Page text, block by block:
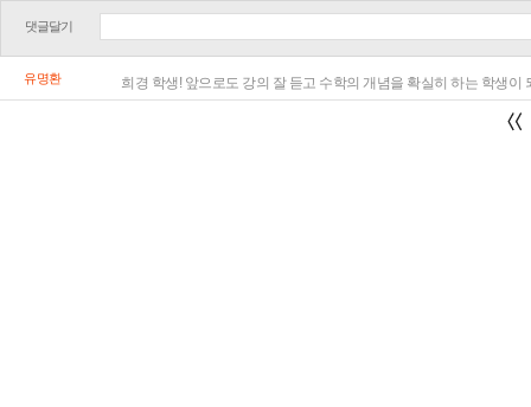
댓글달기
유명환 희경 학생! 앞으로도 강의 잘 듣고 수학의 개념을 확실히 하는 학생이